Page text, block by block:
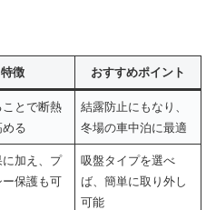
特徴 おすすめポイント
ことで断熱
る
結露防止にもなり、
冬場の車中泊に最適
に加え、プ
ー保護も可
吸盤タイプを選べ
ば、簡単に取り外し
可能